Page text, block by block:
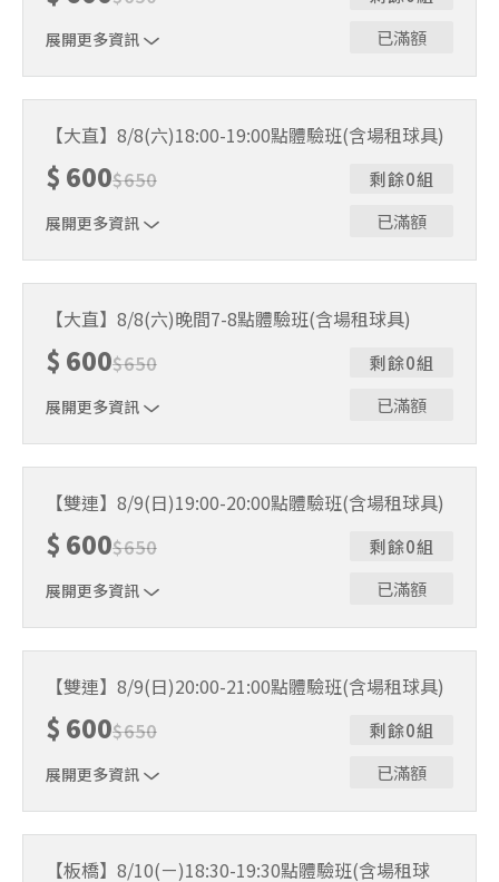
展開更多資訊
已滿額
制。歡迎邀請親友一同報名參加，享受團體運動樂趣！ 如
人數未達開班門檻，或因天候不佳無法如期舉行，POA將視
情況安排延期或併班處理。 ⚠️ 報名完成後，如因天候因素
無法上課，僅提供課程延期選項，恕不退費，請參閱【報名
與課程異動規則】。報名後視為您已同意上述規則。
【大直】8/8(六)18:00-19:00點體驗班(含場租球具)
$ 600$650
展開更多資訊
剩餘0組
已滿額
制。歡迎邀請親友一同報名參加，享受團體運動樂趣！ 如
人數未達開班門檻，或因天候不佳無法如期舉行，POA將視
情況安排延期或併班處理。 ⚠️ 報名完成後，如因天候因素
無法上課，僅提供課程延期選項，恕不退費，請參閱【報名
與課程異動規則】。報名後視為您已同意上述規則。
【大直】8/8(六)晚間7-8點體驗班(含場租球具)
$ 600$650
展開更多資訊
剩餘0組
已滿額
制。歡迎邀請親友一同報名參加，享受團體運動樂趣！ 如
人數未達開班門檻，或因天候不佳無法如期舉行，POA將視
情況安排延期或併班處理。 ⚠️ 報名完成後，如因天候因素
無法上課，僅提供課程延期選項，恕不退費，請參閱【報名
與課程異動規則】。報名後視為您已同意上述規則。
【雙連】8/9(日)19:00-20:00點體驗班(含場租球具)
$ 600$650
展開更多資訊
剩餘0組
已滿額
制。歡迎邀請親友一同報名參加，享受團體運動樂趣！ 如
人數未達開班門檻，或因天候不佳無法如期舉行，POA將視
情況安排延期或併班處理。 ⚠️ 報名完成後，如因天候因素
無法上課，僅提供課程延期選項，恕不退費，請參閱【報名
與課程異動規則】。報名後視為您已同意上述規則。
【雙連】8/9(日)20:00-21:00點體驗班(含場租球具)
$ 600$650
展開更多資訊
剩餘0組
已滿額
制。歡迎邀請親友一同報名參加，享受團體運動樂趣！ 如
【板橋】8/10(ㄧ)18:30-19:30點體驗班(含場租球